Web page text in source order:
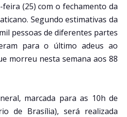
(25) com o fechamento da
Segundo estimativas da
pessoas de diferentes partes
para o último adeus ao
morreu nesta semana aos 88
marcada para as 10h de
de Brasília), será realizada